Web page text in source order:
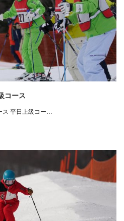
コース
平日上級コー…